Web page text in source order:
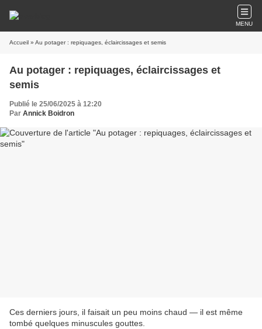
MENU
Accueil » Au potager : repiquages, éclaircissages et semis
Au potager : repiquages, éclaircissages et
semis
Publié le 25/06/2025 à 12:20
Par Annick Boidron
Ces derniers jours, il faisait un peu moins chaud — il est même
tombé quelques minuscules gouttes.